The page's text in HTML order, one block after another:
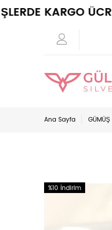
KARGO
Ana Sayfa GÜMÜŞ
%10 İndirim